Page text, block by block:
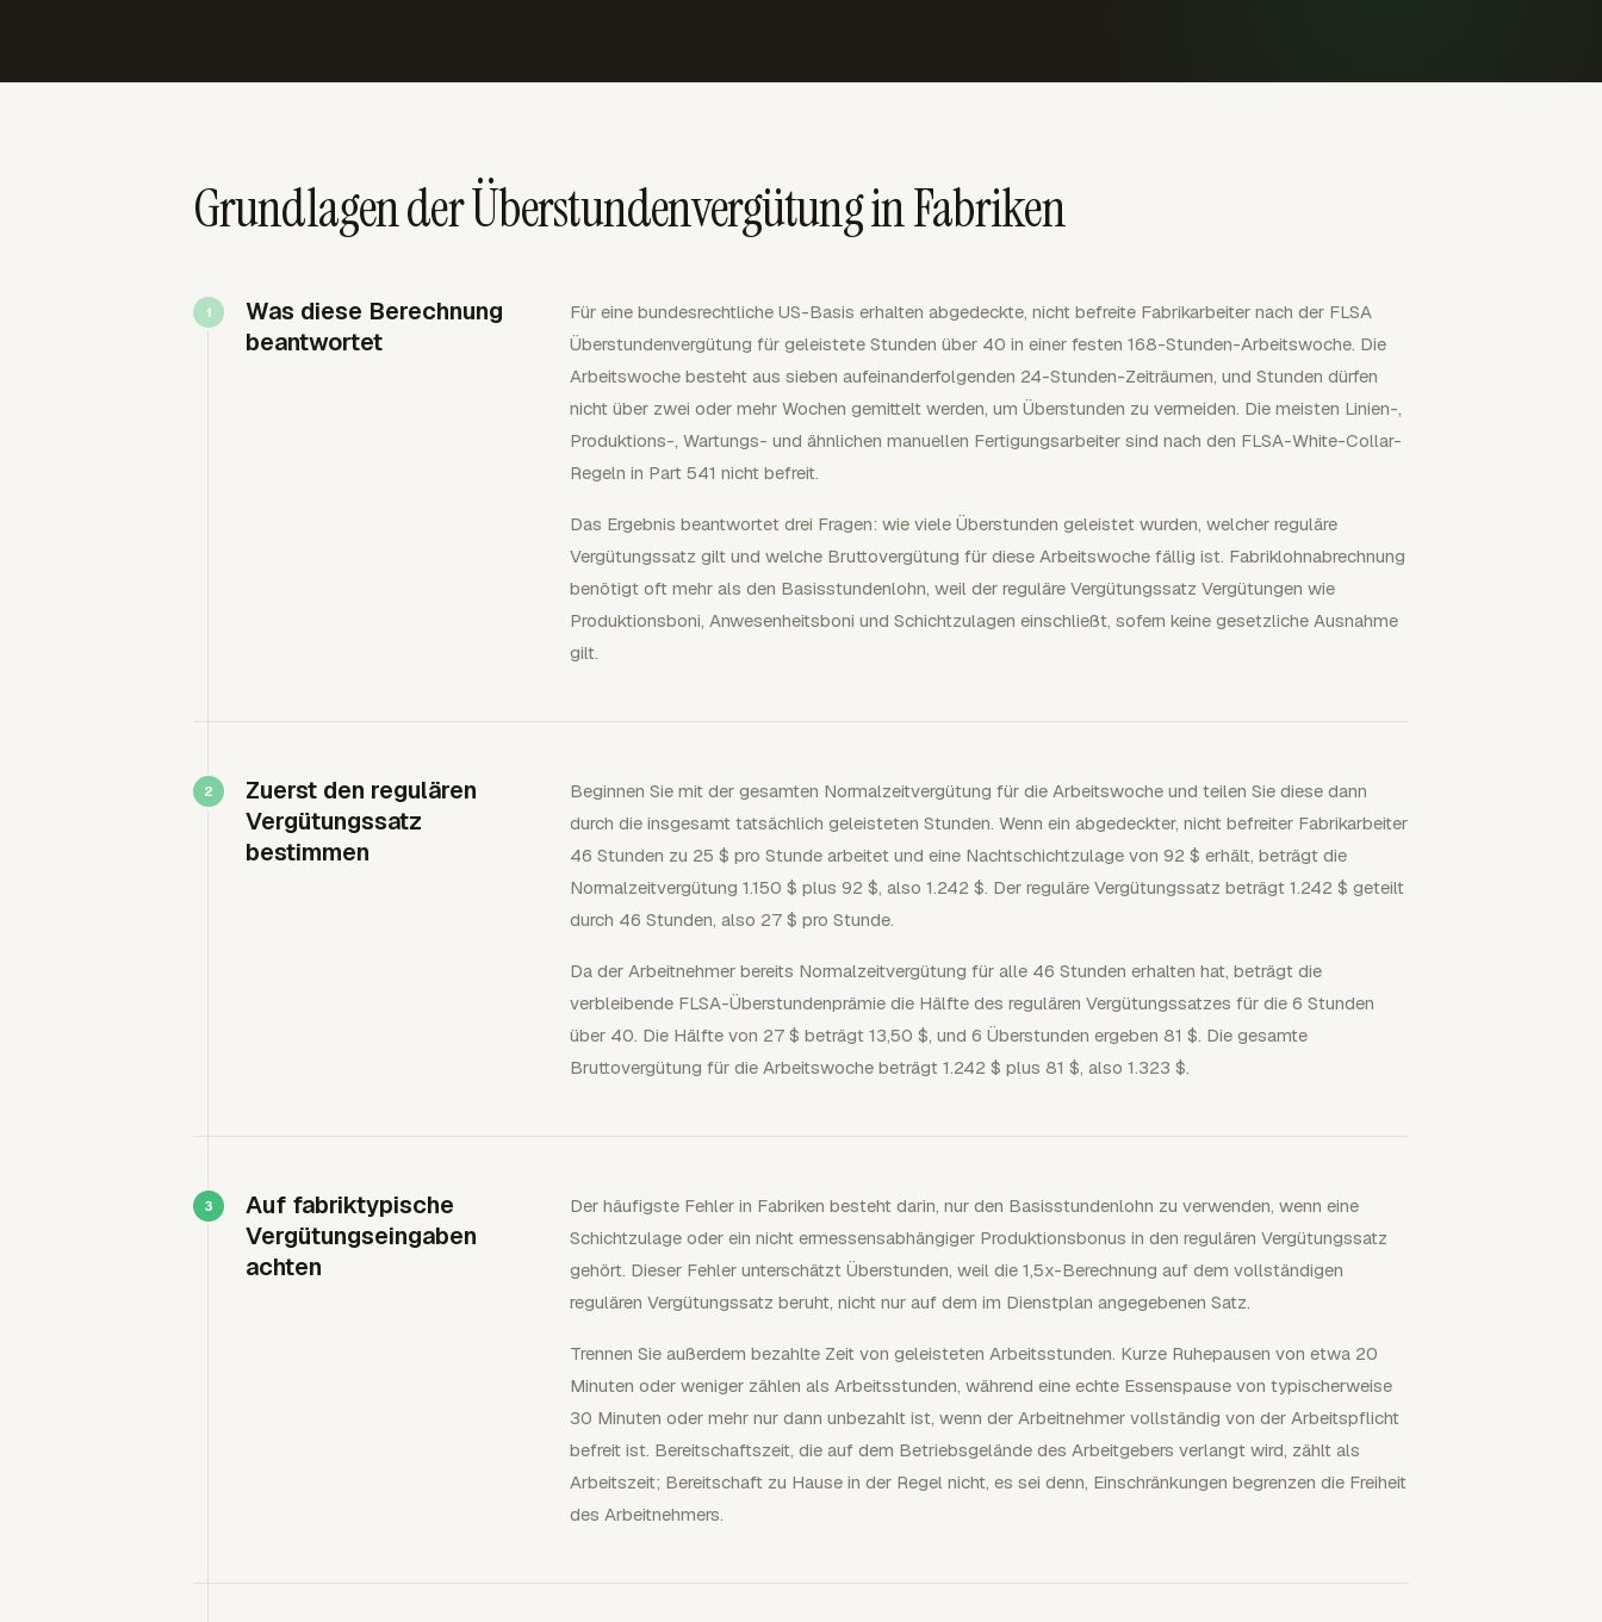
Grundlagen der Überstundenvergütung in Fabriken
Was diese Berechnung
beantwortet
Für eine bundesrechtliche US-Basis erhalten abgedeckte, nicht befreite Fabrikarbeiter nach der FLSA
Überstundenvergütung für geleistete Stunden über 40 in einer festen 168-Stunden-Arbeitswoche. Die
Arbeitswoche besteht aus sieben aufeinanderfolgenden 24-Stunden-Zeiträumen, und Stunden dürfen
nicht über zwei oder mehr Wochen gemittelt werden, um Überstunden zu vermeiden. Die meisten Linien-,
Produktions-, Wartungs- und ähnlichen manuellen Fertigungsarbeiter sind nach den FLSA-White-Collar-
Regeln in Part 541 nicht befreit.
Das Ergebnis beantwortet drei Fragen: wie viele Überstunden geleistet wurden, welcher reguläre
Vergütungssatz gilt und welche Bruttovergütung für diese Arbeitswoche fällig ist. Fabriklohnabrechnung
benötigt oft mehr als den Basisstundenlohn, weil der reguläre Vergütungssatz Vergütungen wie
Produktionsboni, Anwesenheitsboni und Schichtzulagen einschließt, sofern keine gesetzliche Ausnahme
gilt.
Zuerst den regulären
Vergütungssatz
bestimmen
Beginnen Sie mit der gesamten Normalzeitvergütung für die Arbeitswoche und teilen Sie diese dann
durch die insgesamt tatsächlich geleisteten Stunden. Wenn ein abgedeckter, nicht befreiter Fabrikarbeiter
46 Stunden zu 25 $ pro Stunde arbeitet und eine Nachtschichtzulage von 92 $ erhält, beträgt die
Normalzeitvergütung 1.150 $ plus 92 $, also 1.242 $. Der reguläre Vergütungssatz beträgt 1.242 $ geteilt
durch 46 Stunden, also 27 $ pro Stunde.
Da der Arbeitnehmer bereits Normalzeitvergütung für alle 46 Stunden erhalten hat, beträgt die
verbleibende FLSA-Überstundenprämie die Hälfte des regulären Vergütungssatzes für die 6 Stunden
über 40. Die Hälfte von 27 $ beträgt 13,50 $, und 6 Überstunden ergeben 81 $. Die gesamte
Bruttovergütung für die Arbeitswoche beträgt 1.242 $ plus 81 $, also 1.323 $.
Auf fabriktypische
Vergütungseingaben
achten
Der häufigste Fehler in Fabriken besteht darin, nur den Basisstundenlohn zu verwenden, wenn eine
Schichtzulage oder ein nicht ermessensabhängiger Produktionsbonus in den regulären Vergütungssatz
gehört. Dieser Fehler unterschätzt Überstunden, weil die 1,5x-Berechnung auf dem vollständigen
regulären Vergütungssatz beruht, nicht nur auf dem im Dienstplan angegebenen Satz.
Trennen Sie außerdem bezahlte Zeit von geleisteten Arbeitsstunden. Kurze Ruhepausen von etwa 20
Minuten oder weniger zählen als Arbeitsstunden, während eine echte Essenspause von typischerweise
30 Minuten oder mehr nur dann unbezahlt ist, wenn der Arbeitnehmer vollständig von der Arbeitspflicht
befreit ist. Bereitschaftszeit, die auf dem Betriebsgelände des Arbeitgebers verlangt wird, zählt als
Arbeitszeit; Bereitschaft zu Hause in der Regel nicht, es sei denn, Einschränkungen begrenzen die Freiheit
des Arbeitnehmers.